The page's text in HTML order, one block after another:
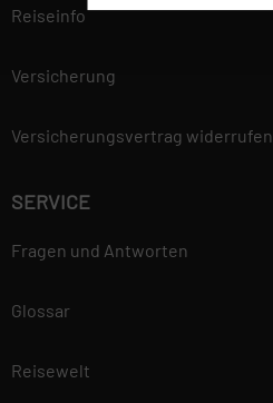
Reiseinfo
Versicherung
Versicherungsvertrag widerrufen
SERVICE
Fragen und Antworten
Glossar
Reisewelt